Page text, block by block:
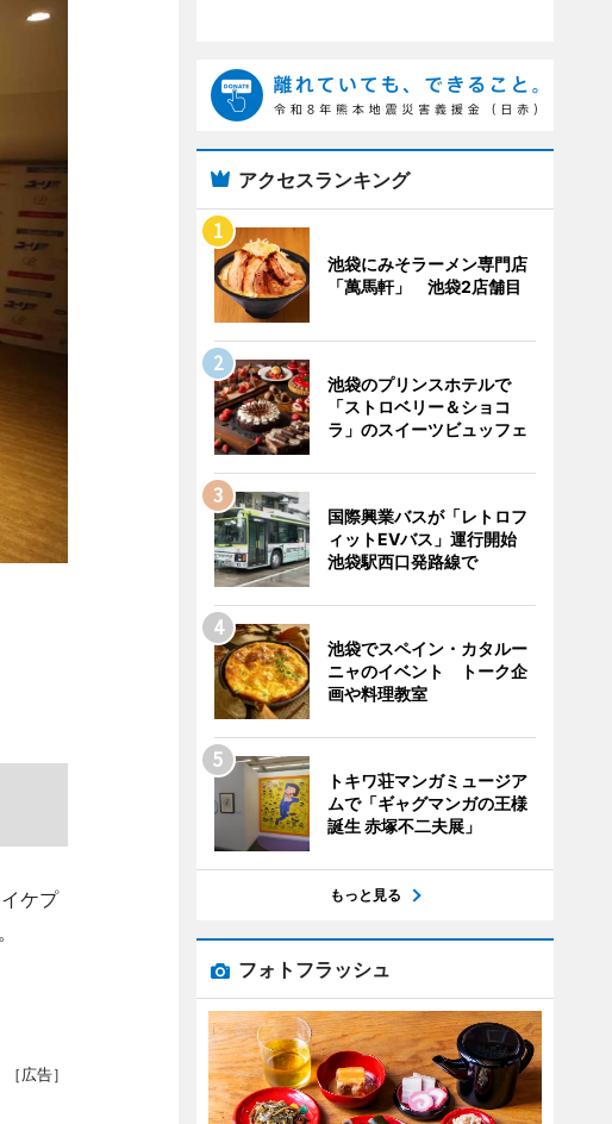
ケプ
［広告］
アクセスランキング
池袋にみそラーメン専門店
「萬馬軒」 池袋2店舗目
池袋のプリンスホテルで
「ストロベリー＆ショコ
ラ」のスイーツビュッフェ
国際興業バスが「レトロフ
ィットEVバス」運行開始
池袋駅西口発路線で
池袋でスペイン・カタルー
ニャのイベント トーク企
画や料理教室
トキワ荘マンガミュージア
ムで「ギャグマンガの王様
誕生 赤塚不二夫展」
もっと見る
フォトフラッシュ